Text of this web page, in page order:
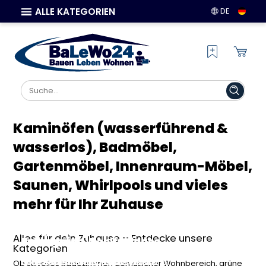
ALLE KATEGORIEN DE
Kaminöfen (wasserführend &
wasserlos), Badmöbel,
Gartenmöbel, Innenraum-Möbel,
Saunen, Whirlpools und vieles
mehr für Ihr Zuhause
Alles für dein Zuhause – Entdecke unsere
Kategorien
Ob stilvolles Badezimmer, gemütlicher Wohnbereich, grüne
Ausstattung für dein
Traumbad
Entdecke hochwertige Badmöbel,
Garten & Terrasse: Ideen für
deine grüne Wohlfühloase
Finde Gartenmöbel, Terrassenzubehör
Deko für dein perfektes
Zuhause
Gestalte deine Wohnräume neu mit
Wärme und Komfort für dein
Zuhause
Finde energieeffiziente Kaminöfen,